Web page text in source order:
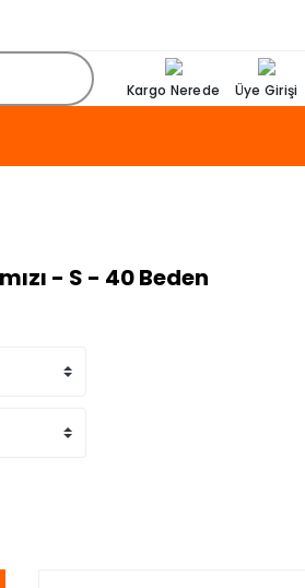
Kargo Nerede Üye Girişi
- S - 40 Beden